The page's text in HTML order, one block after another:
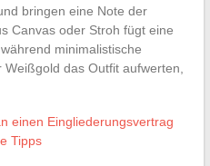
bringen eine Note der
Canvas oder Stroh fügt eine
minimalistische
das Outfit aufwerten,
einen Eingliederungsvertrag
Tipps